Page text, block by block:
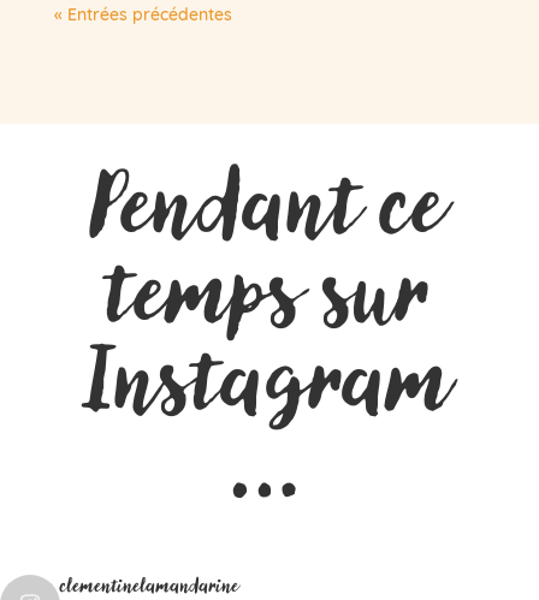
« Entrées précédentes
Pendant ce
temps sur
Instagram
…
clementinelamandarine